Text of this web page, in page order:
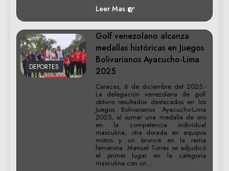
Leer Mas
DEPORTES
Golf venezolano alcanza
medallas históricas en Juegos
Bolivarianos Ayacucho-Lima
2025
Caracas, 6 de diciembre del 2025.-
La delegación venezolana de golf
obtuvo resultados destacados en los
Juegos Bolivarianos Ayacucho-Lima
2025, al sumar una medalla de oro
en la competencia individual
masculina, otra dorada en equipos
mixtos y un bronce en la rama
femenina. Manuel Torres se adjudicó
el primer lugar en la categoría
masculina con un…